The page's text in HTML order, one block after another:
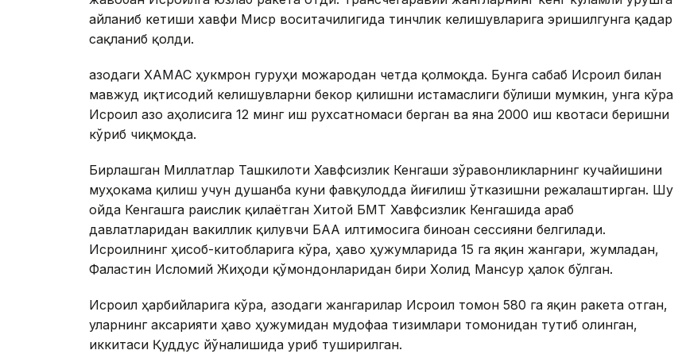
айланиб кетиши хавфи Миср воситачилигида тинчлик келишувларига эришилгунга қадар
сақланиб қолди.
Ғазодаги ХАМАС ҳукмрон гуруҳи можародан четда қолмоқда. Бунга сабаб Исроил билан
мавжуд иқтисодий келишувларни бекор қилишни истамаслиги бўлиши мумкин, унга кўра
Исроил Ғазо аҳолисига 12 минг иш рухсатномаси берган ва яна 2000 иш квотаси беришни
кўриб чиқмоқда.
Бирлашган Миллатлар Ташкилоти Хавфсизлик Кенгаши зўравонликларнинг кучайишини
муҳокама қилиш учун душанба куни фавқулодда йиғилиш ўтказишни режалаштирган. Шу
ойда Кенгашга раислик қилаётган Хитой БМТ Хавфсизлик Кенгашида араб
давлатларидан вакиллик қилувчи БАА илтимосига биноан сессияни белгилади.
Исроилнинг ҳисоб-китобларига кўра, ҳаво ҳужумларида 15 га яқин жангари, жумладан,
Фаластин Исломий Жиҳоди қўмондонларидан бири Холид Мансур ҳалок бўлган.
Исроил ҳарбийларига кўра, Ғазодаги жангарилар Исроил томон 580 га яқин ракета отган,
уларнинг аксарияти ҳаво ҳужумидан мудофаа тизимлари томонидан тутиб олинган,
иккитаси Қуддус йўналишида уриб туширилган.